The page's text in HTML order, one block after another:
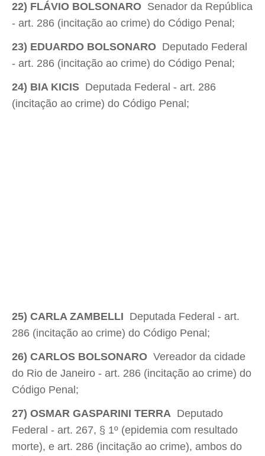
22) FLÁVIO BOLSONARO  Senador da República
- art. 286 (incitação ao crime) do Código Penal;
​23) EDUARDO BOLSONARO  Deputado Federal
- art. 286 (incitação ao crime) do Código Penal;
24) BIA KICIS  Deputada Federal - art. 286
(incitação ao crime) do Código Penal;
25) CARLA ZAMBELLI  Deputada Federal - art.
286 (incitação ao crime) do Código Penal;
26) CARLOS BOLSONARO  Vereador da cidade
do Rio de Janeiro - art. 286 (incitação ao crime) do
Código Penal;
27) OSMAR GASPARINI TERRA  Deputado
Federal - art. 267, § 1º (epidemia com resultado
morte), e art. 286 (incitação ao crime), ambos do